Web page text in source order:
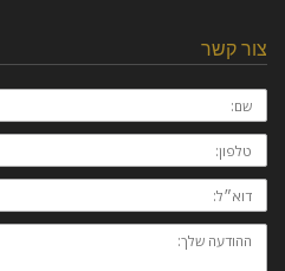
צור קשר
שם:
טלפון:
דוא״ל:
ההודעה
שלך: